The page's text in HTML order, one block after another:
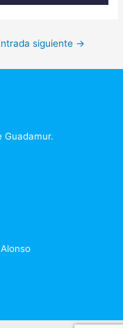
siguiente →
Guadamur.